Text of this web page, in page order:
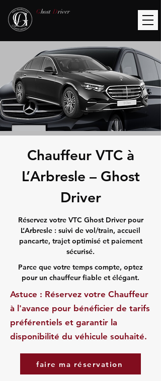
Ghost Driver
Chauffeur VTC à
L’Arbresle – Ghost
Driver
Réservez votre VTC Ghost Driver pour
L’Arbresle : suivi de vol/train, accueil
pancarte, trajet optimisé et paiement
sécurisé.
Parce que votre temps compte, optez
pour un chauffeur fiable et élégant.
Astuce : Réservez votre Chauffeur
à l'avance pour bénéficier de tarifs
préférentiels et garantir la
disponibilité du véhicule souhaité.
faire ma réservation